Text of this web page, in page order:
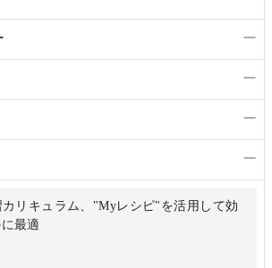
ー
ー
ー
ー
リキュラム、"Myレシピ"を活用して効
最適